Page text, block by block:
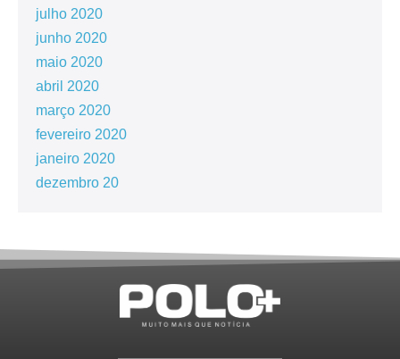
julho 2020
junho 2020
maio 2020
abril 2020
março 2020
fevereiro 2020
janeiro 2020
dezembro 20